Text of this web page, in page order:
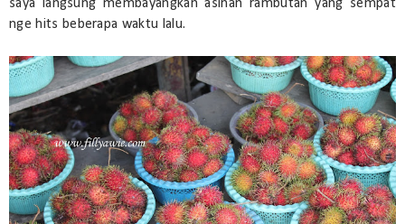
saya langsung membayangkan asinan rambutan yang sempat
nge hits beberapa waktu lalu.